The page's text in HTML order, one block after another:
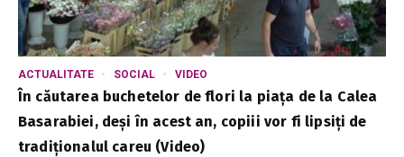
ACTUALITATE SOCIAL VIDEO
În căutarea buchetelor de flori la piața de la Calea
Basarabiei, deși în acest an, copiii vor fi lipsiți de
tradiționalul careu (Video)